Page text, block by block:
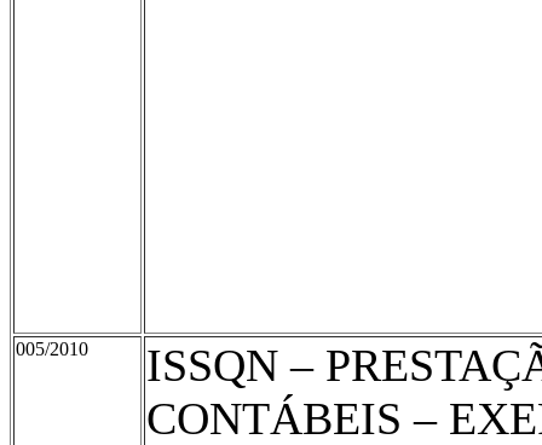
005/2010
ISSQN –
CONTÁBEIS –